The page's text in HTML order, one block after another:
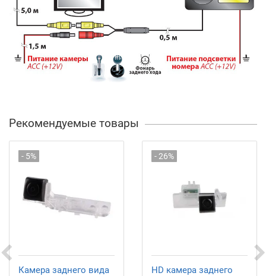
Рекомендуемые товары
- 5%
Камера заднего вида
- 26%
HD камера заднего